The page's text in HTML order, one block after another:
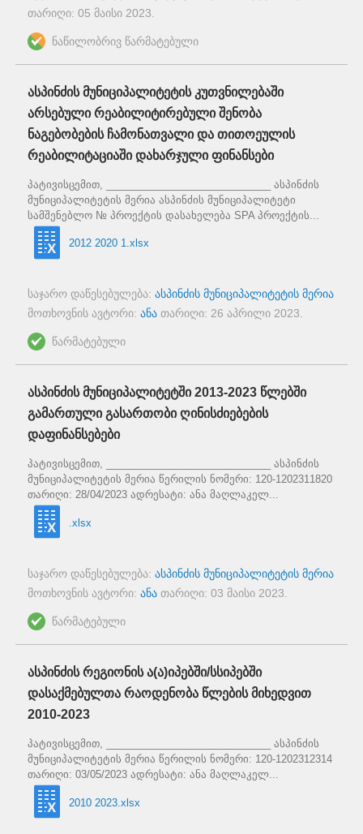
თარიღი: 05 მაისი 2023
ნაწილობრივ წარმატებული
ასპინძის მუნიციპალიტეტის კუთვნილებაში
არსებული რეაბილიტირებული შენობა
ნაგებობების ჩამონათვალი და თითოეულის
რეაბილიტაციაში დახარჯული ფინანსები
პატივისცემით, _____________________________ ასპინძის
მუნიციპალიტეტის მერია ასპინძის მუნიციპალიტეტი
სამშენებლო № პროექტის დასახელება SPA პროექტის...
2012 2020 1.xlsx
საჯარო დაწესებულება: ასპინძის მუნიციპალიტეტის მერია
მოთხოვნის ავტორი: ანა თარიღი: 26 აპრილი 2023.
წარმატებული
ასპინძის მუნიციპალიტეტში 2013-2023 წლებში
გამართული გასართობი ღინისძიებების
დაფინანსებები
პატივისცემით, _____________________________ ასპინძის
მუნიციპალიტეტის მერია წერილის ნომერი: 120-1202311820
თარიღი: 28/04/2023 ადრესატი: ანა მაღლაკელ...
.xlsx
საჯარო დაწესებულება: ასპინძის მუნიციპალიტეტის მერია
მოთხოვნის ავტორი: ანა თარიღი: 03 მაისი 2023
წარმატებული
ასპინძის რეგიონის ა(ა)იპებში/სსიპებში
დასაქმებულთა რაოდენობა წლების მიხედვით
2010-2023
პატივისცემით, _____________________________ ასპინძის
მუნიციპალიტეტის მერია წერილის ნომერი: 120-1202312314
თარიღი: 03/05/2023 ადრესატი: ანა მაღლაკელ...
2010 2023.xlsx